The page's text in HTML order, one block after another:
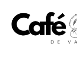
conteúdo